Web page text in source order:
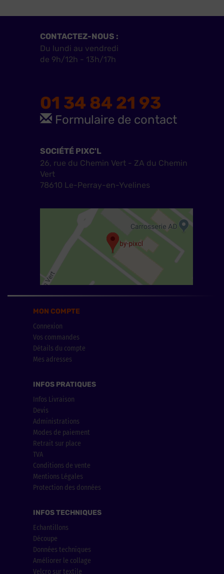
CONTACTEZ-NOUS :
Du lundi au vendredi
de 9h/12h - 13h/17h
01 34 84 21 93
Formulaire de contact
SOCIÉTÉ PIXC'L
26, rue du Chemin Vert - ZA du Chemin
Vert
78610 Le-Perray-en-Yvelines
MON COMPTE
Connexion
Vos commandes
Détails du compte
Mes adresses
INFOS PRATIQUES
Infos Livraison
Devis
Administrations
Modes de paiement
Retrait sur place
TVA
Conditions de vente
Mentions Légales
Protection des données
INFOS TECHNIQUES
Echantillons
Découpe
Données techniques
Améliorer le collage
Velcro sur textile